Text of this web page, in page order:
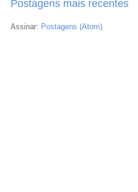
Postagens mais recentes
Assinar: Postagens (Atom)